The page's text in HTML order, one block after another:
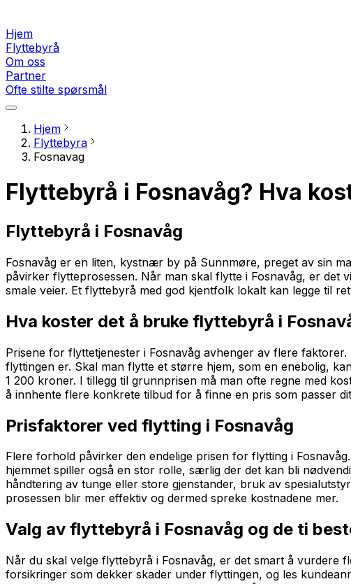
Hjem
Flyttebyrå
Om oss
Partner
Ofte stilte spørsmål
Hjem
Flyttebyra
Fosnavag
Flyttebyrå i Fosnavåg? Hva
Flyttebyrå i Fosnavåg
Fosnavåg er en liten, kystnær by på Sunnmøre, preget av sin
påvirker flytteprosessen. Når man skal flytte i Fosnavåg, er
smale veier. Et flyttebyrå med god kjentfolk lokalt kan legge til
Hva koster det å bruke flyttebyrå i
Prisene for flyttetjenester i Fosnavåg avhenger av flere
flyttingen er. Skal man flytte et større hjem, som en enebolig,
1 200 kroner. I tillegg til grunnprisen må man ofte regne med
å innhente flere konkrete tilbud for å finne en pris som passer
Prisfaktorer ved flytting i Fosnavåg
Flere forhold påvirker den endelige prisen for flytting i
hjemmet spiller også en stor rolle, særlig der det kan bli
håndtering av tunge eller store gjenstander, bruk av
prosessen blir mer effektiv og dermed spreke kostnadene mer.
Valg av flyttebyrå i Fosnavåg og de ti
Når du skal velge flyttebyrå i Fosnavåg, er det smart å
forsikringer som dekker skader under flyttingen, og les